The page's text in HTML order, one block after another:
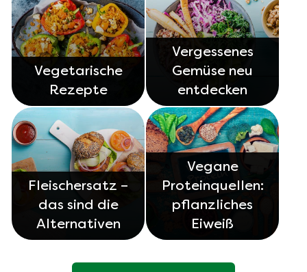
Vegetarische
Rezepte
Vergessenes
Gemüse neu
entdecken
Fleischersatz –
das sind die
Alternativen
Vegane
Proteinquellen:
pflanzliches
Eiweiß